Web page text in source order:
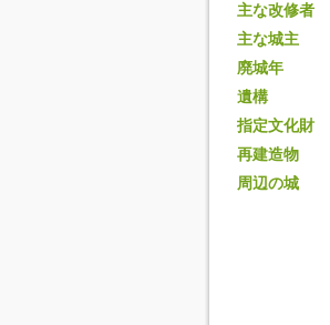
主な改修者
主な城主
廃城年
遺構
指定文化財
再建造物
周辺の城